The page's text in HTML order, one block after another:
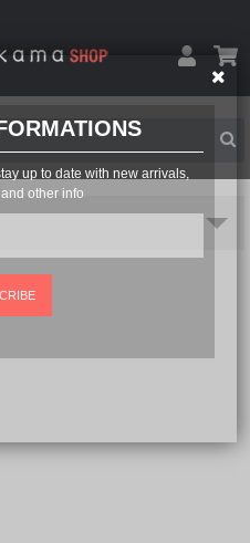
up to date with new arrivals,
other info